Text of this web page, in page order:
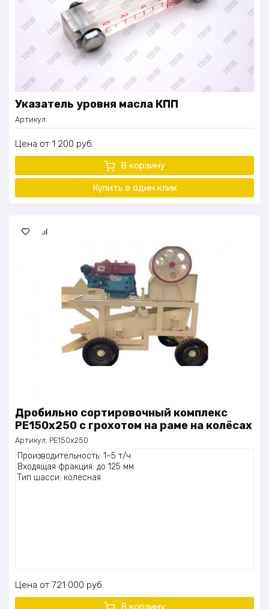
Указатель уровня масла КПП
Артикул:
Цена 1 200 руб.
В корзину
Купить в один клик
Дробильно сортировочный комплекс
РЕ150х250 с грохотом на раме на колёсах
Артикул: РЕ150х250
Производительность: 1–5 т/ч
Входящая фракция: до 125 мм
Тип шасси: колесная
Цена 721 000 руб.
В корзину